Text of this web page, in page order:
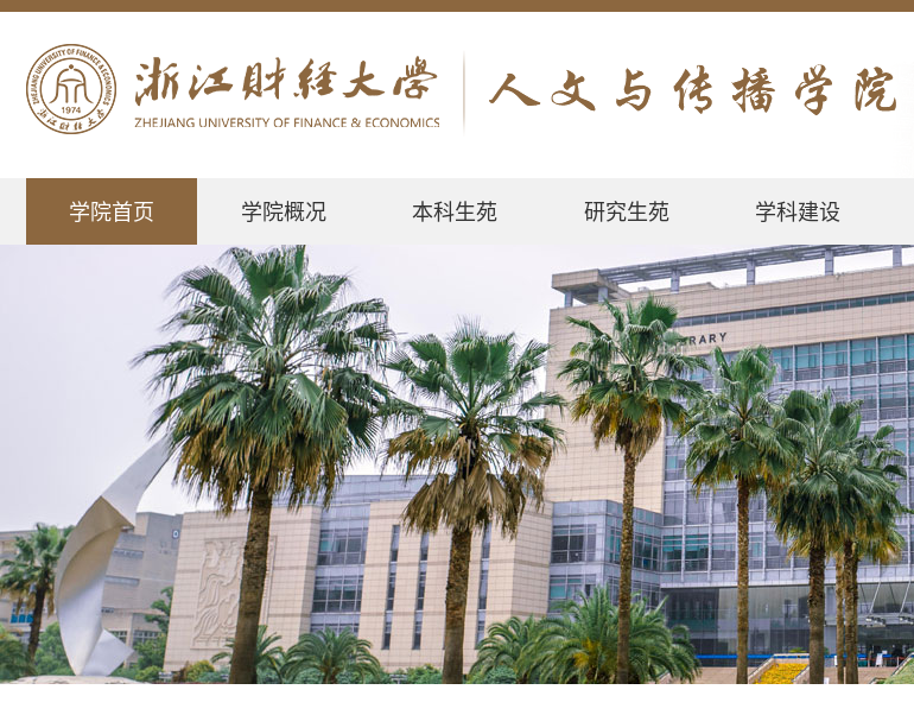
学院首页 学院概况 本科生苑 研究生苑 学科建设